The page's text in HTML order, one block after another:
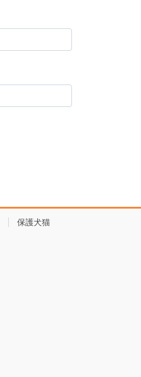
保護犬猫